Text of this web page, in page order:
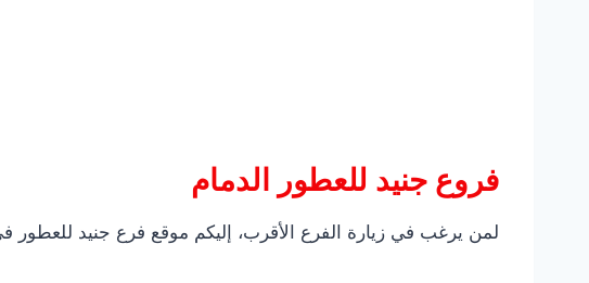
فروع جنيد للعطور الدمام
لمن يرغب في زيارة الفرع الأقرب، إليكم موقع فرع جنيد للعطور